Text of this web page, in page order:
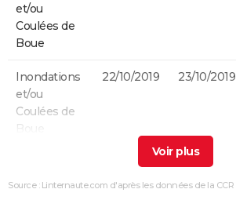
et/ou
Coulées de
Boue
Inondations
et/ou
Coulées de
Boue
22/10/2019 23/10/2019
et/ou
07/05/2018 07/05/2018
Source : Linternaute.com d'après les données de la CCR